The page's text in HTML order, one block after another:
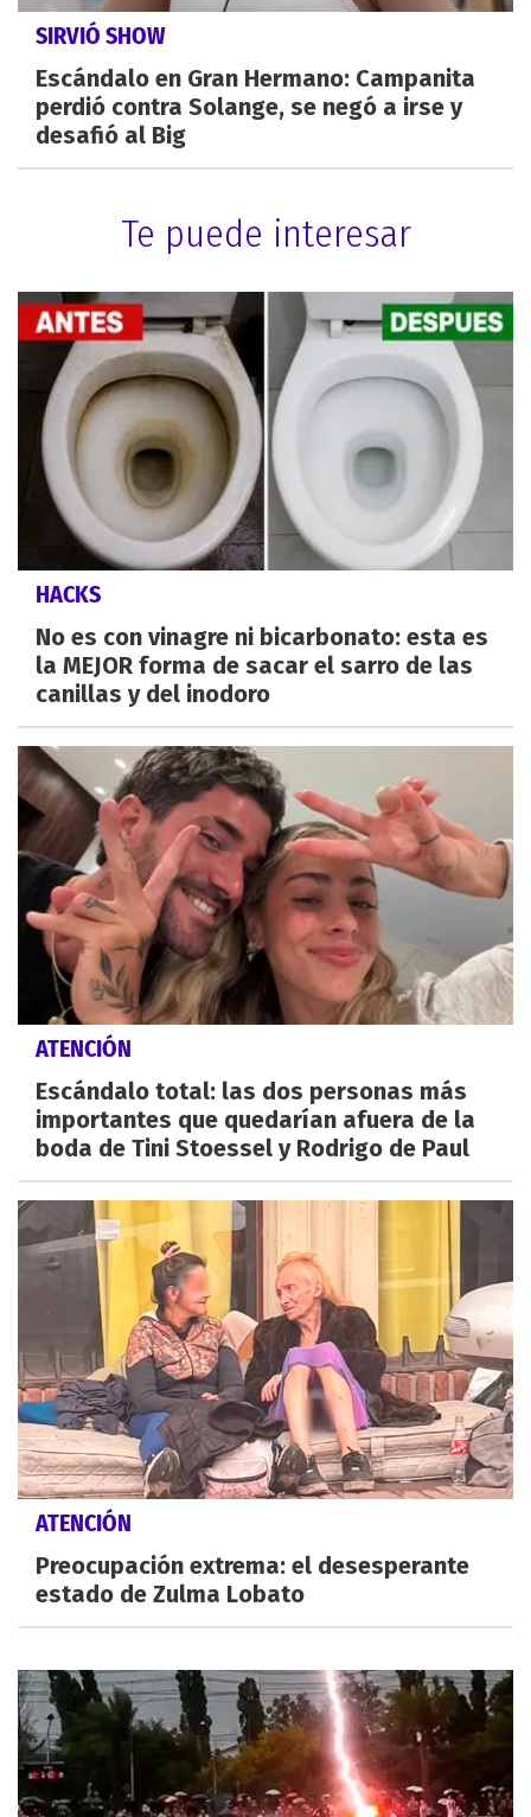
SIRVIÓ SHOW
Escándalo en Gran Hermano: Campanita
perdió contra Solange, se negó a irse y
desafió al Big
Te puede interesar
HACKS
No es con vinagre ni bicarbonato: esta es
la MEJOR forma de sacar el sarro de las
canillas y del inodoro
ATENCIÓN
Escándalo total: las dos personas más
importantes que quedarían afuera de la
boda de Tini Stoessel y Rodrigo de Paul
ATENCIÓN
Preocupación extrema: el desesperante
estado de Zulma Lobato